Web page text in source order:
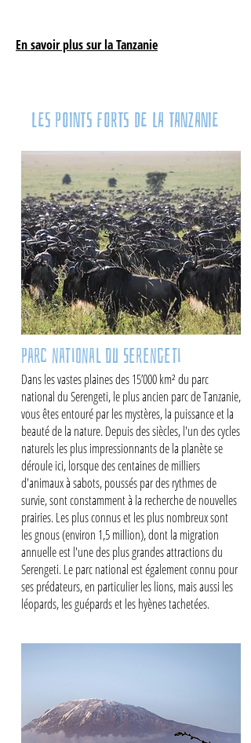
En savoir plus sur la Tanzanie
LES POINTS FORTS DE LA TANZANIE
Parc national du Serengeti
Dans les vastes plaines des 15’000 km² du parc
national du Serengeti, le plus ancien parc de Tanzanie,
vous êtes entouré par les mystères, la puissance et la
beauté de la nature. Depuis des siècles, l'un des cycles
naturels les plus impressionnants de la planète se
déroule ici, lorsque des centaines de milliers
d'animaux à sabots, poussés par des rythmes de
survie, sont constamment à la recherche de nouvelles
prairies. Les plus connus et les plus nombreux sont
les gnous (environ 1,5 million), dont la migration
annuelle est l'une des plus grandes attractions du
Serengeti. Le parc national est également connu pour
ses prédateurs, en particulier les lions, mais aussi les
léopards, les guépards et les hyènes tachetées.